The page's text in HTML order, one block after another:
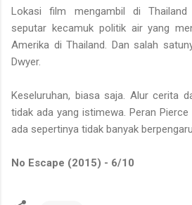
Lokasi film mengambil di Thailand
seputar kecamuk politik air yang
Amerika di Thailand. Dan salah
Dwyer.
Keseluruhan, biasa saja. Alur cerita
tidak ada yang istimewa. Peran
ada sepertinya tidak banyak
No Escape (2015) - 6/10